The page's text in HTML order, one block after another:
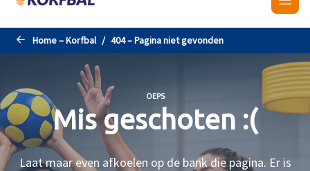
Home – Korfbal 404 – Pagina niet gevonden
OEPS
Mis geschoten :(
Laat maar even afkoelen op de bank die pagina. Er is